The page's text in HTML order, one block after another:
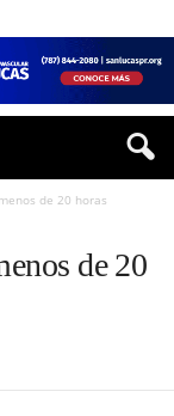
de 20 horas
de 20